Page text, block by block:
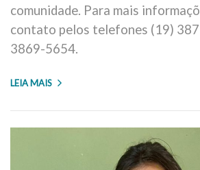
comunidade. Para mais
contato pelos telefones (19)
3869-5654.
LEIA MAIS